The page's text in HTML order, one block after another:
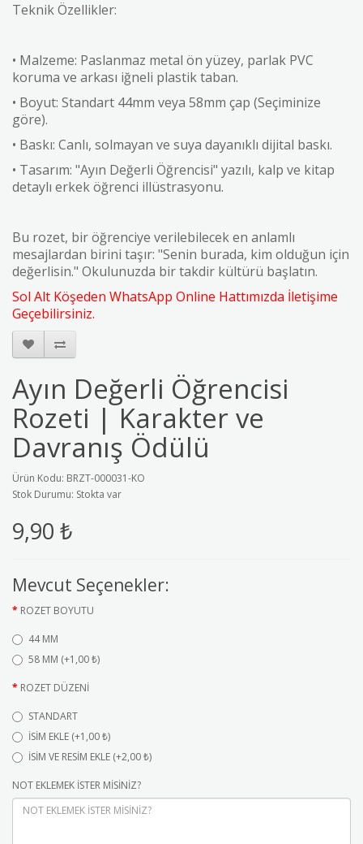
Teknik Özellikler:
• Malzeme: Paslanmaz metal ön yüzey, parlak PVC
koruma ve arkası iğneli plastik taban.
• Boyut: Standart 44mm veya 58mm çap (Seçiminize
göre).
• Baskı: Canlı, solmayan ve suya dayanıklı dijital baskı.
• Tasarım: "Ayın Değerli Öğrencisi" yazılı, kalp ve kitap
detaylı erkek öğrenci illüstrasyonu.
Bu rozet, bir öğrenciye verilebilecek en anlamlı
mesajlardan birini taşır: "Senin burada, kim olduğun için
değerlisin." Okulunuzda bir takdir kültürü başlatın.
Sol Alt Köşeden WhatsApp Online Hattımızda İletişime
Geçebilirsiniz.
Ayın Değerli Öğrencisi
Rozeti | Karakter ve
Davranış Ödülü
Ürün Kodu: BRZT-000031-KO
Stok Durumu: Stokta var
9,90 ₺
Mevcut Seçenekler:
ROZET BOYUTU
44 MM
58 MM (+1,00 ₺)
ROZET DÜZENİ
STANDART
İSİM EKLE (+1,00 ₺)
İSİM VE RESİM EKLE (+2,00 ₺)
NOT EKLEMEK İSTER MİSİNİZ?